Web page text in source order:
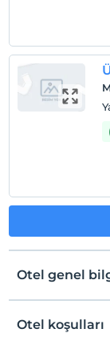
Otel genel
Otel koşulları